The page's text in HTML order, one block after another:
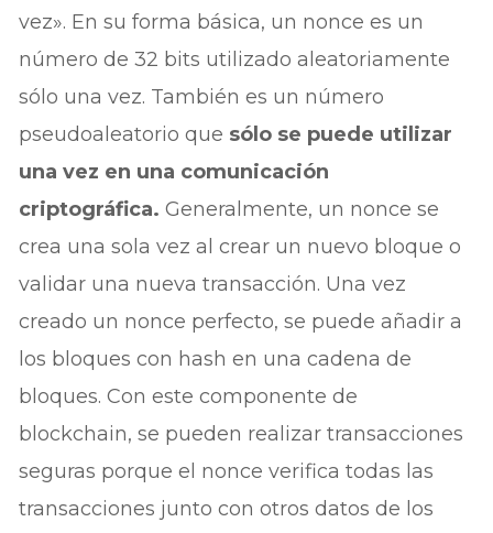
vez». En su forma básica, un nonce es un
número de 32 bits utilizado aleatoriamente
sólo una vez. También es un número
pseudoaleatorio que sólo se puede utilizar
una vez en una comunicación
criptográfica.Generalmente, un nonce se
crea una sola vez al crear un nuevo bloque o
validar una nueva transacción. Una vez
creado un nonce perfecto, se puede añadir a
los bloques con hash en una cadena de
bloques. Con este componente de
blockchain, se pueden realizar transacciones
seguras porque el nonce verifica todas las
transacciones junto con otros datos de los